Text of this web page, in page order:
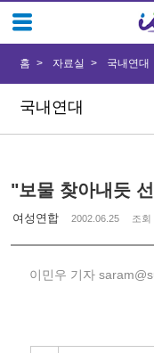
국내연대
홈 자료실 국내연대
"보물 찾아내듯
여성연합 2002.06.25 조회
이민우 기자